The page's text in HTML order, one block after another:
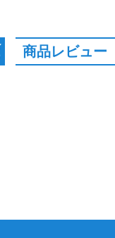
商品レビュー